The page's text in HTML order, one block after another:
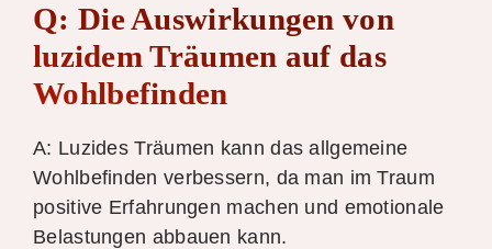
Q: Die Auswirkungen von
luzidem Träumen auf das
Wohlbefinden
A: Luzides Träumen kann das allgemeine
Wohlbefinden verbessern, da man im Traum
positive Erfahrungen machen und emotionale
Belastungen abbauen kann.